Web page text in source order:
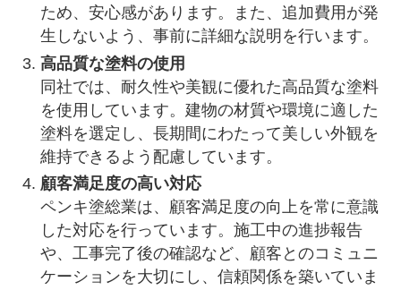
ため、安心感があります。また、追加費用が発
生しないよう、事前に詳細な説明を行います。
高品質な塗料の使用
同社では、耐久性や美観に優れた高品質な塗料
を使用しています。建物の材質や環境に適した
塗料を選定し、長期間にわたって美しい外観を
維持できるよう配慮しています。
顧客満足度の高い対応
ペンキ塗総業は、顧客満足度の向上を常に意識
した対応を行っています。施工中の進捗報告
や、工事完了後の確認など、顧客とのコミュニ
ケーションを大切にし、信頼関係を築いていま